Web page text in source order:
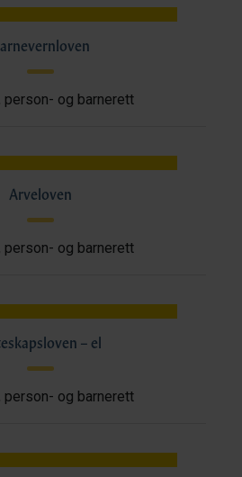
person- og barnerett
Arveloven
person- og barnerett
– el
person- og barnerett